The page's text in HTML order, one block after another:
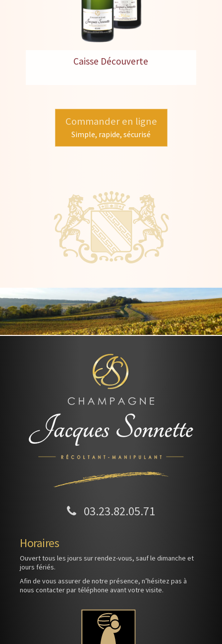
Caisse Découverte
Commander en ligne
Simple, rapide, sécurisé
03.23.82.05.71
Horaires
Ouvert tous les jours sur rendez-vous, sauf le dimanche et
jours fériés.
Afin de vous assurer de notre présence, n’hésitez pas à
nous contacter par téléphone avant votre visite.